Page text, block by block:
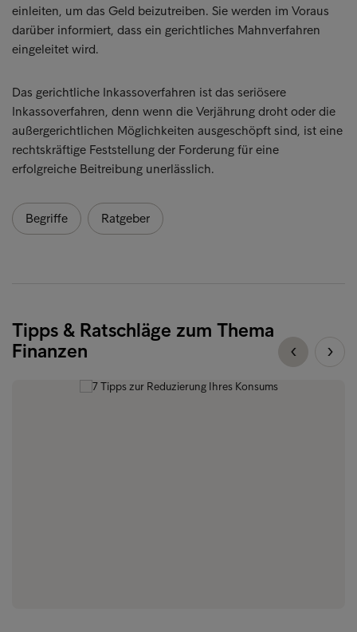
einleiten, um das Geld beizutreiben. Sie werden im Voraus
darüber informiert, dass ein gerichtliches Mahnverfahren
eingeleitet wird.
Das gerichtliche Inkassoverfahren ist das seriösere
Inkassoverfahren, denn wenn die Verjährung droht oder die
außergerichtlichen Möglichkeiten ausgeschöpft sind, ist eine
rechtskräftige Feststellung der Forderung für eine
erfolgreiche Beitreibung unerlässlich.
Begriffe Ratgeber
Tipps & Ratschläge zum Thema
Finanzen